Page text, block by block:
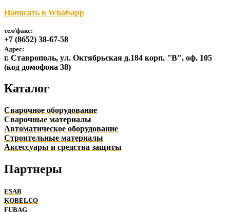
Написать в Whatsapp
тел/факс:
+7 (8652) 38-67-58
Адрес:
г. Ставрополь, ул. Октябрьская д.184 корп. "В", оф. 105
(код домофона 38)
Каталог
Сварочное оборудование
Сварочные материалы
Автоматическое оборудование
Строительные материалы
Аксессуары и средства защиты
Партнеры
ESAB
KOBELCO
FUBAG